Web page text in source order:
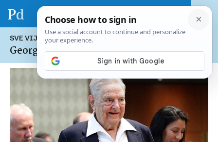
SVE VIJESTI NA TEMU:
George Soros